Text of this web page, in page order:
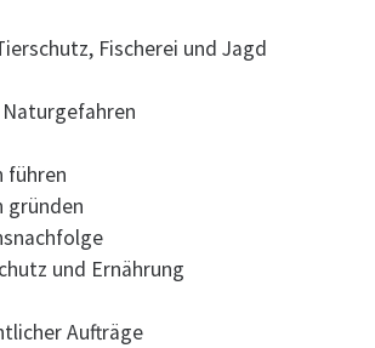
Fischerei und Jagd
führen
gründen
und Ernährung
Aufträge